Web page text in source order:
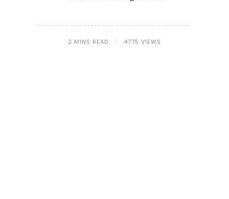
2 MINS READ 4775 VIEWS